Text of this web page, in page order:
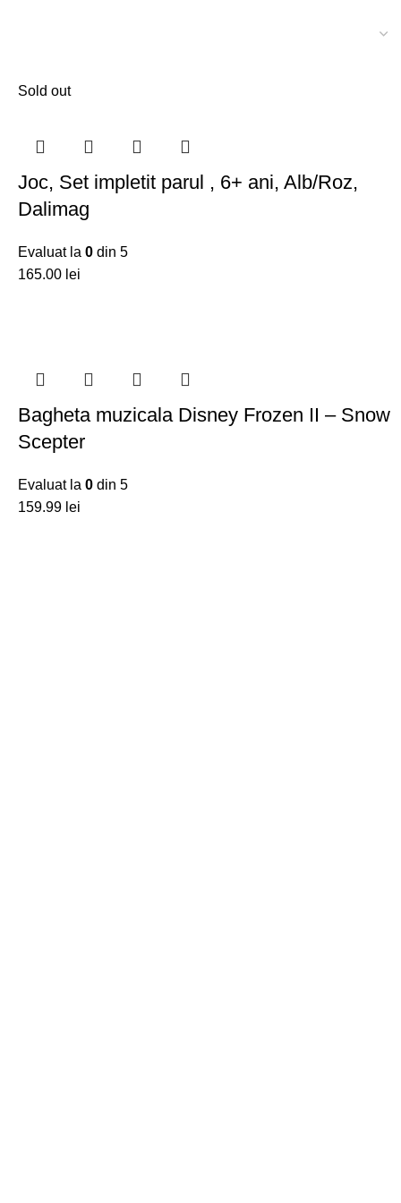
Sold out
Joc, Set impletit parul , 6+ ani, Alb/Roz,
Dalimag
Evaluat la 0 din 5
lei
Bagheta muzicala Disney Frozen II – Snow
Scepter
Evaluat la 0 din 5
lei